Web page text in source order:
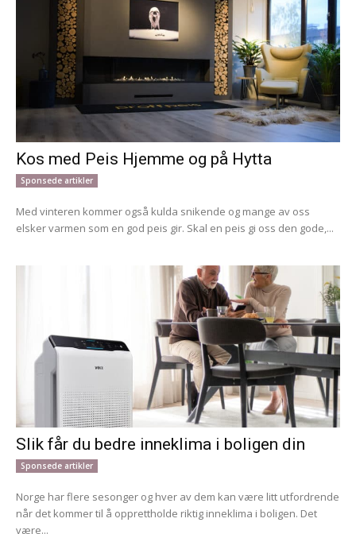
Kos med Peis Hjemme og på Hytta
Sponsede artikler
Med vinteren kommer også kulda snikende og mange av oss
elsker varmen som en god peis gir. Skal en peis gi oss den gode,...
Slik får du bedre inneklima i boligen din
Sponsede artikler
Norge har flere sesonger og hver av dem kan være litt utfordrende
når det kommer til å opprettholde riktig inneklima i boligen. Det
være...